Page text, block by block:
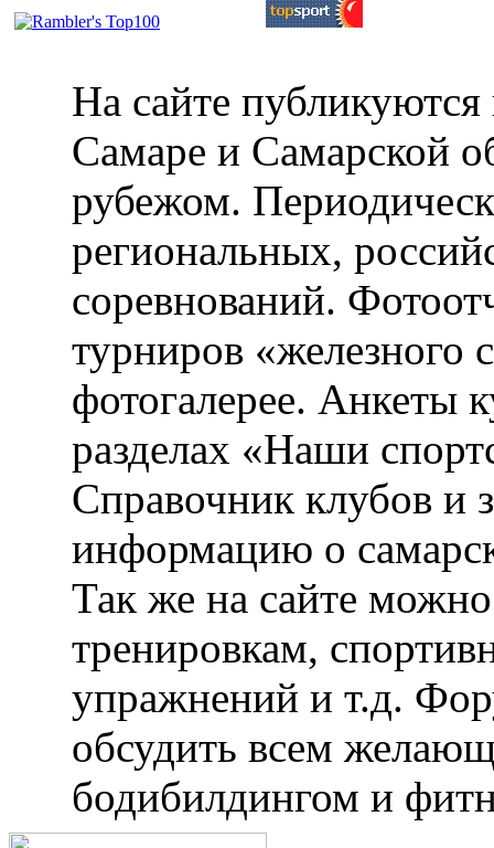
На сайте публикуются
Самаре и Самарской
рубежом.
региональных,
соревнований.
турниров «железного
фотогалерее. Анкеты
разделах «Наши
Справочник клубов и
информацию о
Так же на сайте
тренировкам,
упражнений и т.д.
обсудить всем
бодибилдингом и